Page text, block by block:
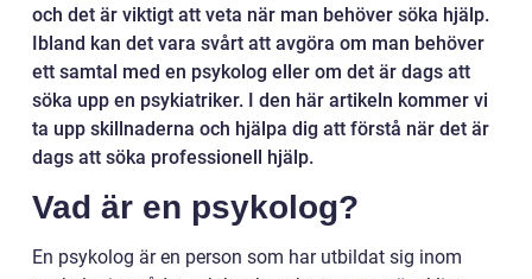
och det är viktigt att veta när man behöver söka hjälp.
Ibland kan det vara svårt att avgöra om man behöver
ett samtal med en psykolog eller om det är dags att
söka upp en psykiatriker. I den här artikeln kommer vi
ta upp skillnaderna och hjälpa dig att förstå när det är
dags att söka professionell hjälp.
Vad är en psykolog?
En psykolog är en person som har utbildat sig inom